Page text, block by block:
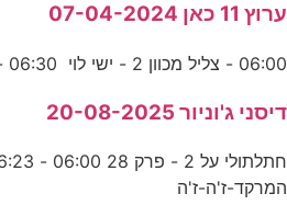
ערוץ 11 כאן 07-04-2024
06:00 - צליל מכוון 2 - ישי לוי 06:30 - משדר מיוחד -
דיסני ג'וניור 20-08-2025
המרקד-ז'ה-ז'ה